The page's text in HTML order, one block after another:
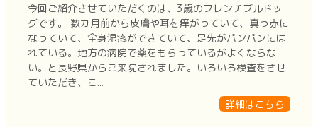
今回ご紹介させていただくのは、3歳のフレンチブルドッ
グです。 数カ月前から皮膚や耳を痒がっていて、真っ赤に
なっていて、全身湿疹ができていて、足先がパンパンには
れている。地方の病院で薬をもらっているがよくならな
い。と長野県からご来院されました。いろいろ検査をさせ
ていただき、こ...
詳細はこちら